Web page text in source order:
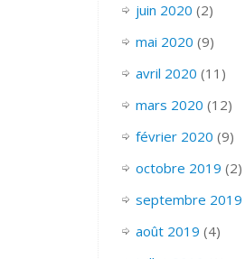
juin 2020 (2)
mai 2020 (9)
avril 2020 (11)
mars 2020 (12)
février 2020 (9)
octobre 2019 (2)
septembre 2019
août 2019 (4)